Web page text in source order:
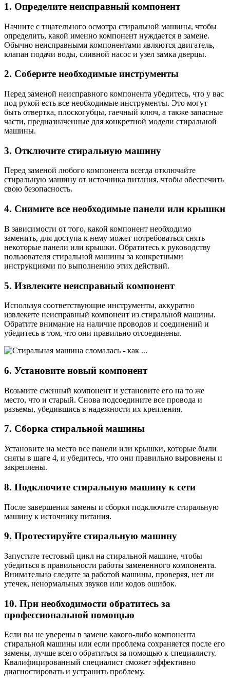
1. Определите неисправный компонент
Начните с тщательного осмотра стиральной машины, чтобы
определить, какой именно компонент нуждается в замене.
Обычно неисправными компонентами являются двигатель,
клапан подачи воды, сливной насос и узел замка дверцы.
2. Соберите необходимые инструменты
Перед заменой неисправного компонента убедитесь, что у вас
под рукой есть все необходимые инструменты. Это могут
быть отвертка, плоскогубцы, гаечный ключ, а также запасные
части, предназначенные для конкретной модели стиральной
машины.
3. Отключите стиральную машину
Перед заменой любого компонента всегда отключайте
стиральную машину от источника питания, чтобы обеспечить
свою безопасность.
4. Снимите все необходимые панели или крышки
В зависимости от того, какой компонент необходимо
заменить, для доступа к нему может потребоваться снять
некоторые панели или крышки. Обратитесь к руководству
пользователя стиральной машины за конкретными
инструкциями по выполнению этих действий.
5. Извлеките неисправный компонент
Используя соответствующие инструменты, аккуратно
извлеките неисправный компонент из стиральной машины.
Обратите внимание на наличие проводов и соединений и
убедитесь в том, что они правильно отсоединены.
6. Установите новый компонент
Возьмите сменный компонент и установите его на то же
место, что и старый. Снова подсоедините все провода и
разъемы, убедившись в надежности их крепления.
7. Сборка стиральной машины
Установите на место все панели или крышки, которые были
сняты в шаге 4, и убедитесь, что они правильно выровнены и
закреплены.
8. Подключите стиральную машину к сети
После завершения замены и сборки подключите стиральную
машину к источнику питания.
9. Протестируйте стиральную машину
Запустите тестовый цикл на стиральной машине, чтобы
убедиться в правильности работы замененного компонента.
Внимательно следите за работой машины, проверяя, нет ли
утечек, ненормальных звуков или кодов ошибок.
10. При необходимости обратитесь за
профессиональной помощью
Если вы не уверены в замене какого-либо компонента
стиральной машины или если проблема сохраняется после его
замены, лучше всего обратиться за помощью к специалисту.
Квалифицированный специалист сможет эффективно
диагностировать и устранить проблему.